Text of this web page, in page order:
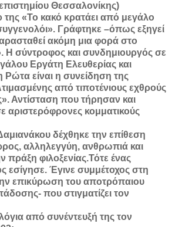
Θεσσαλονίκης)
«Το κακό κρατάει από μεγάλο
Γράφτηκε –όπως εξηγεί
ακόμη μια φορά στο
Η σύντροφος και συνδημιουργός σε
Εργάτη Ελευθερίας και
είναι η συνείδηση της
από τιποτένιους εχθρούς
Αντίσταση που τήρησαν και
αριστερόφρονες κομματικούς
δέχθηκε την επίθεση
αλληλεγγύη, ανθρωπιά και
πράξη φιλοξενίας.Τότε ένας
εσίγησε. Έγινε συμμέτοχος στη
επικύρωση του αποτρόπαιου
που στιγματίζει τον
από συνέντευξή της τον